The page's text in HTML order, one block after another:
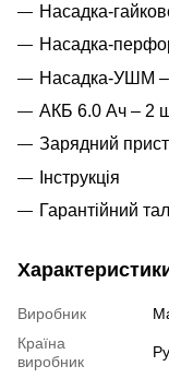
Насадка-
Насадка-
Насадка-УШМ –
АКБ 6.0 Ач – 2
Зарядний
Інструкція
Гарантійний
Виробник
Країна
виробник